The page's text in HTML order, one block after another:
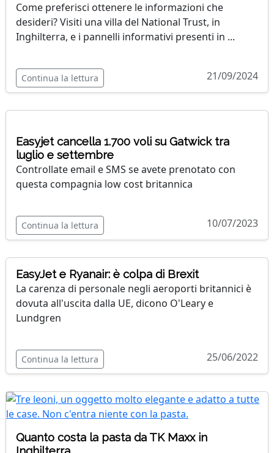
Come preferisci ottenere le informazioni che
desideri? Visiti una villa del National Trust, in
Inghilterra, e i pannelli informativi presenti in ...
Continua la lettura 21/09/2024
Easyjet cancella 1.700 voli su Gatwick tra
luglio e settembre
Controllate email e SMS se avete prenotato con
questa compagnia low cost britannica
Continua la lettura 10/07/2023
EasyJet e Ryanair: è colpa di Brexit
La carenza di personale negli aeroporti britannici è
dovuta all'uscita dalla UE, dicono O'Leary e
Lundgren
Continua la lettura 25/06/2022
Quanto costa la pasta da TK Maxx in